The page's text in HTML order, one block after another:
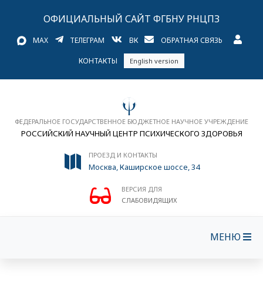
ОФИЦИАЛЬНЫЙ САЙТ ФГБНУ РНЦПЗ
MAX ТЕЛЕГРАМ ВК ОБРАТНАЯ СВЯЗЬ
КОНТАКТЫ English version
ФЕДЕРАЛЬНОЕ ГОСУДАРСТВЕННОЕ БЮДЖЕТНОЕ НАУЧНОЕ УЧРЕЖДЕНИЕ
РОССИЙСКИЙ НАУЧНЫЙ ЦЕНТР ПСИХИЧЕСКОГО ЗДОРОВЬЯ
ПРОЕЗД И КОНТАКТЫ
Москва, Каширское шоссе, 34
ВЕРСИЯ ДЛЯ
СЛАБОВИДЯЩИХ
МЕНЮ